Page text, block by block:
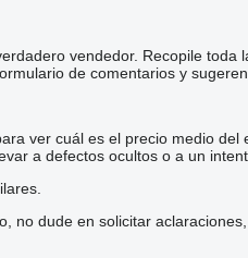
vendedor. Recopile
de comentarios y
ver cuál es el precio medio
a defectos ocultos o a un
dude en solicitar